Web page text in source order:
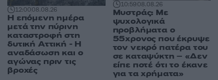
12:0008.08.26
Η επόμενη ημέρα
μετά την πύρινη
καταστροφή στη
δυτική Αττική - Η
αναδάσωση και ο
αγώνας πριν τις
βροχές
10:5908.08.26
Μυστράς: Με
ψυχολογικά
προβλήματα ο
55χρονος που έκρυψε
τον νεκρό πατέρα του
σε καταψύκτη – «Δεν
είπε ποτέ ότι το έκανε
για τα χρήματα»